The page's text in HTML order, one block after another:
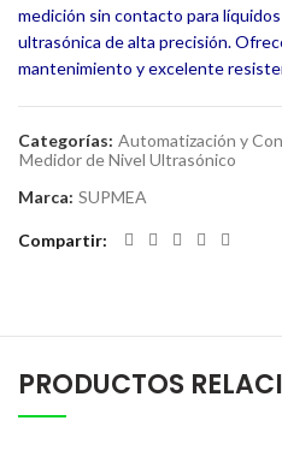
medición sin contacto para
ultrasónica de alta precisión.
mantenimiento y excelente
Categorías: Automatización y
Medidor de Nivel Ultrasónico
Marca: SUPMEA
Compartir
PRODUCTOS